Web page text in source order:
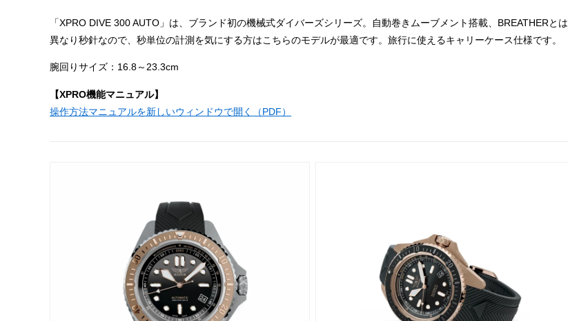
「XPRO DIVE 300 AUTO」は、ブランド初の機械式ダイバーズシリーズ。自動巻きムーブメント搭載、BREATHERとは
異なり秒針なので、秒単位の計測を気にする方はこちらのモデルが最適です。旅行に使えるキャリーケース仕様です。
腕回りサイズ：16.8～23.3cm
【XPRO機能マニュアル】
操作方法マニュアルを新しいウィンドウで開く（PDF）